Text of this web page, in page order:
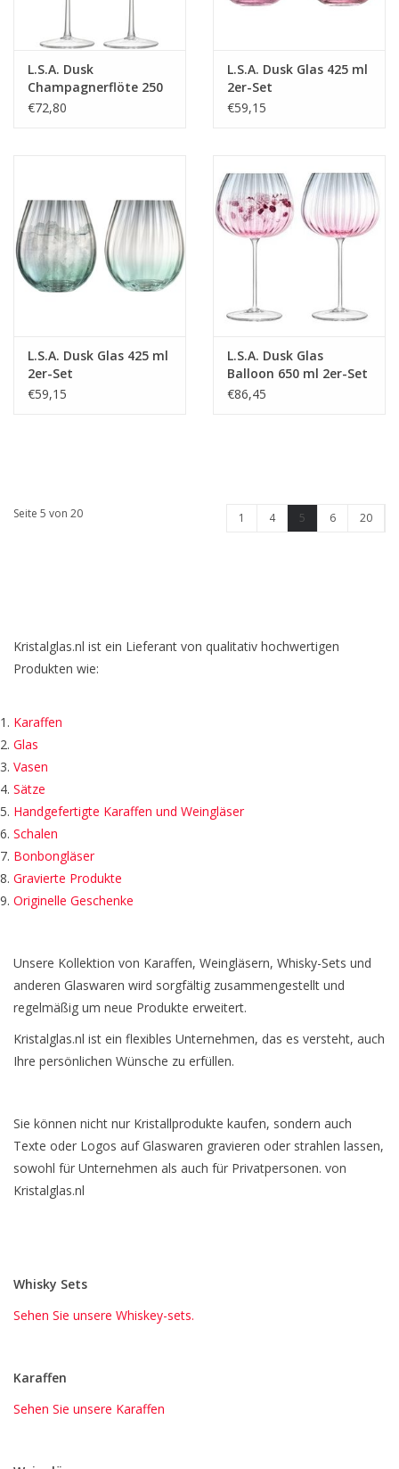
L.S.A. Dusk
Champagnerflöte 250
ml 2er-Set
€72,80
L.S.A. Dusk Glas 425 ml
2er-Set
€59,15
L.S.A. Dusk Glas 425 ml
2er-Set
€59,15
L.S.A. Dusk Glas
Balloon 650 ml 2er-Set
€86,45
Seite 5 von 20 1 4 5 6 20
Kristalglas.nl ist ein Lieferant von qualitativ hochwertigen
Produkten wie:
Karaffen
Glas
Vasen
Sätze
Handgefertigte Karaffen und Weingläser
Schalen
Bonbongläser
Gravierte Produkte
Originelle Geschenke
Unsere Kollektion von Karaffen, Weingläsern, Whisky-Sets und
anderen Glaswaren wird sorgfältig zusammengestellt und
regelmäßig um neue Produkte erweitert.
Kristalglas.nl ist ein flexibles Unternehmen, das es versteht, auch
Ihre persönlichen Wünsche zu erfüllen.
Sie können nicht nur Kristallprodukte kaufen, sondern auch
Texte oder Logos auf Glaswaren gravieren oder strahlen lassen,
sowohl für Unternehmen als auch für Privatpersonen. von
Kristalglas.nl
Whisky Sets
Sehen Sie unsere Whiskey-sets.
Karaffen
Sehen Sie unsere Karaffen